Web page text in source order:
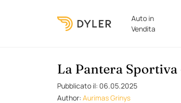
Auto in
Vendita
La Pantera Sportiva
Pubblicato il: 06.05.2025
Author: Aurimas Grinys